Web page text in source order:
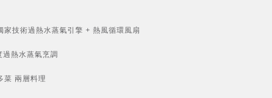
家技術過熱水蒸氣引擎 + 熱風循環風扇
熱水蒸氣烹調
菜 兩層料理